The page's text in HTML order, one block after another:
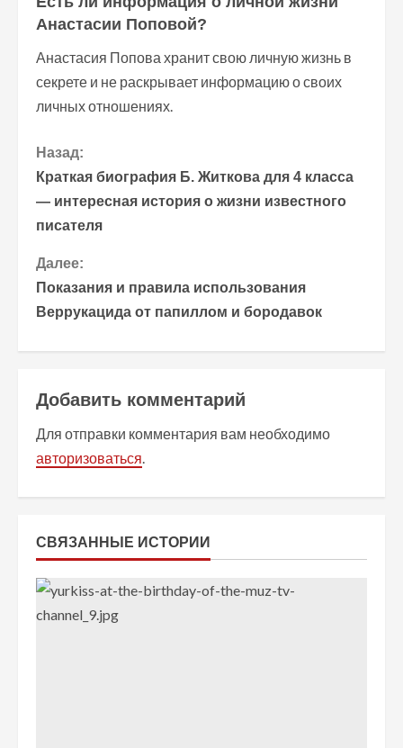
Анастасии Поповой?
Анастасия Попова хранит свою личную жизнь в
секрете и не раскрывает информацию о своих
личных отношениях.
П
р
о
д
о
л
и
т
ь
ч
т
е
Назад:
Краткая биография Б. Житкова для 4 класса
— интересная история о жизни известного
писателя
Далее:
Показания и правила использования
Веррукацида от папиллом и бородавок
Добавить комментарий
Для отправки комментария вам необходимо
авторизоваться.
СВЯЗАННЫЕ ИСТОРИИ